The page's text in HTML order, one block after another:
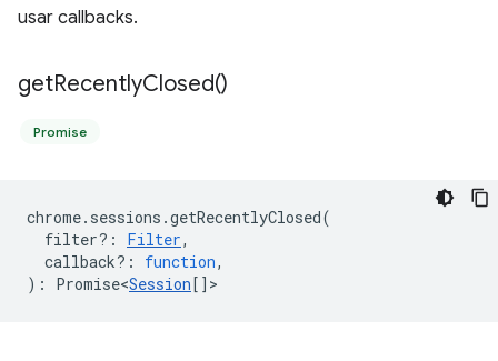
usar callbacks.
getRecentlyClosed()
Promise
chrome. sessions .getRecentlyClosed(
filter? : Filter,
callback? : function,
) : Promise<Session[] >